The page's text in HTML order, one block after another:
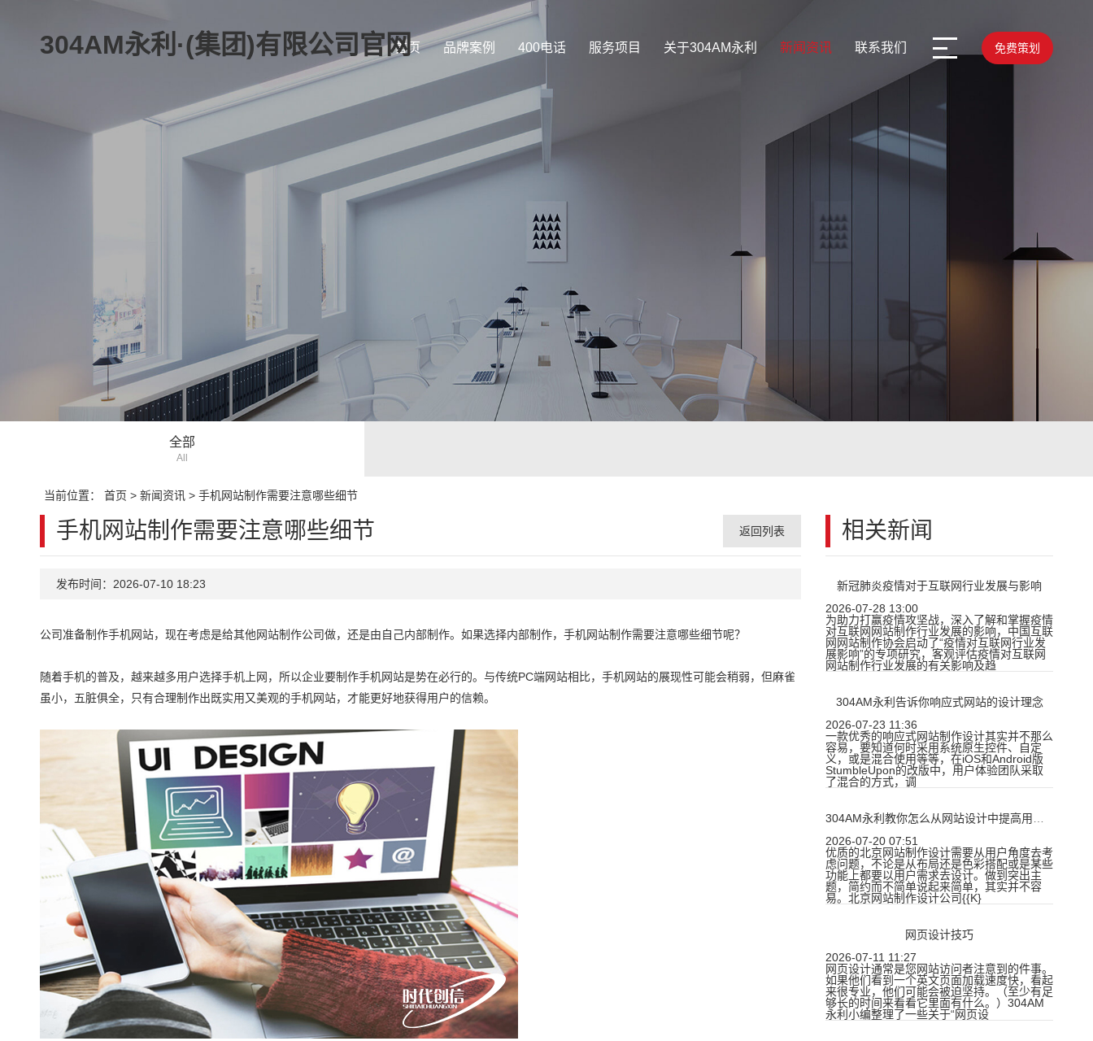
304AM永利·(集团)有限公司官网
首页 品牌案例 400电话 服务项目 关于304AM永利 新闻资讯 联系我们 免费策划
全部
All
当前位置： 首页 > 新闻资讯> 手机网站制作需要注意哪些细节
相关新闻
新冠肺炎疫情对于互联网行业发展与影响
2026-07-28 13:00
为助力打赢疫情攻坚战，深入了解和掌握疫情
对互联网网站制作行业发展的影响，中国互联
网网站制作协会启动了“疫情对互联网行业发
展影响”的专项研究，客观评估疫情对互联网
网站制作行业发展的有关影响及趋
304AM永利告诉你响应式网站的设计理念
2026-07-23 11:36
一款优秀的响应式网站制作设计其实并不那么
容易，要知道何时采用系统原生控件、自定
义，或是混合使用等等，在iOS和Android版
StumbleUpon的改版中，用户体验团队采取
了混合的方式，调
2026-07-20 07:51
优质的北京网站制作设计需要从用户角度去考
虑问题，不论是从布局还是色彩搭配或是某些
功能上都要以用户需求去设计。做到突出主
题，简约而不简单说起来简单，其实并不容
易。北京网站制作设计公司{{K}
网页设计技巧
2026-07-11 11:27
网页设计通常是您网站访问者注意到的件事。
如果他们看到一个英文页面加载速度快，看起
来很专业，他们可能会被迫坚持。（至少有足
够长的时间来看看它里面有什么。）304AM
永利小编整理了一些关于“网页设
手机网站制作需要注意哪些细节 返回列表
发布时间：2026-07-10 18:23
公司准备制作手机网站，现在考虑是给其他网站制作公司做，还是由自己内部制作。如果选择内部制作，手机网站制作需要注意哪些细节呢？
随着手机的普及，越来越多用户选择手机上网，所以企业要制作手机网站是势在必行的。与传统PC端网站相比，手机网站的展现性可能会稍弱，但麻雀
虽小，五脏俱全，只有合理制作出既实用又美观的手机网站，才能更好地获得用户的信赖。